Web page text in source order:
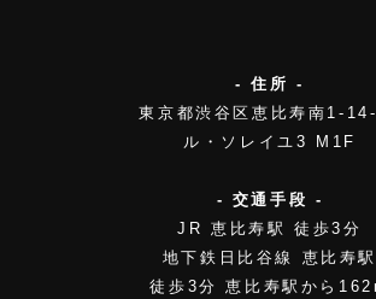
- 住所 -
東京都渋谷区恵比寿南1-
ル・ソレイユ3 M1F
- 交通手段 -
JR 恵比寿駅 徒歩3分
地下鉄日比谷線 恵比寿駅
徒歩3分 恵比寿駅から